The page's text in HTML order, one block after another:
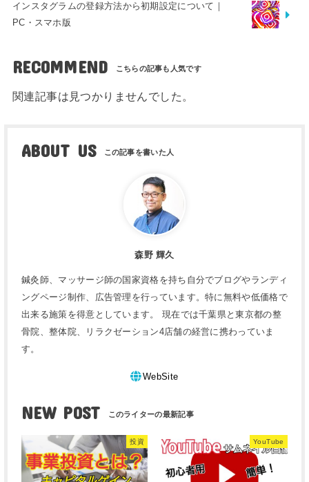
インスタグラムの登録方法から初期設定について｜
PC・スマホ版
RECOMMEND
関連記事は見つかりませんでした。
ABOUT US
森野 輝久
鍼灸師、マッサージ師の国家資格を持ち自分でブログやランディ
ングページ制作、広告管理を行っています。特に無料や低価格で
出来る施策を得意としています。 現在では千葉県と東京都の整
骨院、整体院、リラクゼーション4店舗の経営に携わっていま
す。
WebSite
NEW POST
投資 YouTube